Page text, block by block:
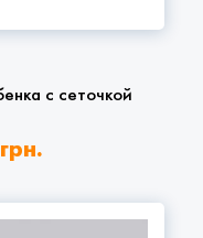
с сеточкой
грн.